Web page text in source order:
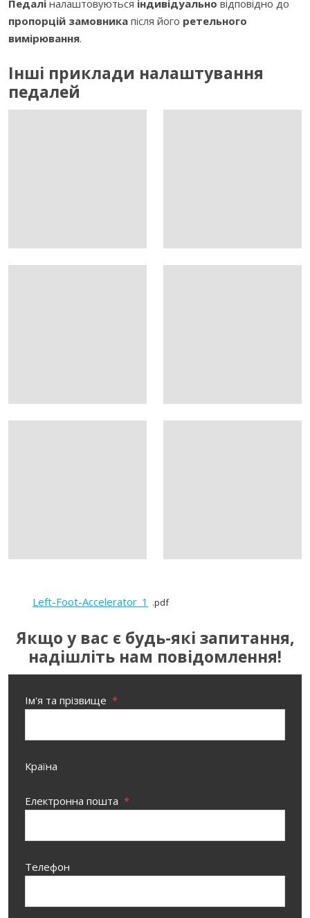
Педалі налаштовуються індивідуально відповідно до
пропорцій замовника після його ретельного
вимірювання.
Інші приклади налаштування
педалей
Left-Foot-Accelerator_1 pdf
Якщо у вас є будь-які запитання,
надішліть нам повідомлення!
Ім'я та прізвище *
Країна
Електронна пошта *
Телефон